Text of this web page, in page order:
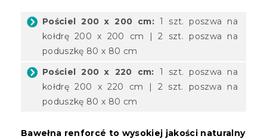
Pościel 200 x 200 cm: 1 szt. poszwa na
kołdrę 200 x 200 cm | 2 szt. poszwa na
poduszkę 80 x 80 cm
Pościel 200 x 220 cm: 1 szt. poszwa na
kołdrę 200 x 220 cm | 2 szt. poszwa na
poduszkę 80 x 80 cm
Bawełna renforcé to wysokiej jakości naturalny